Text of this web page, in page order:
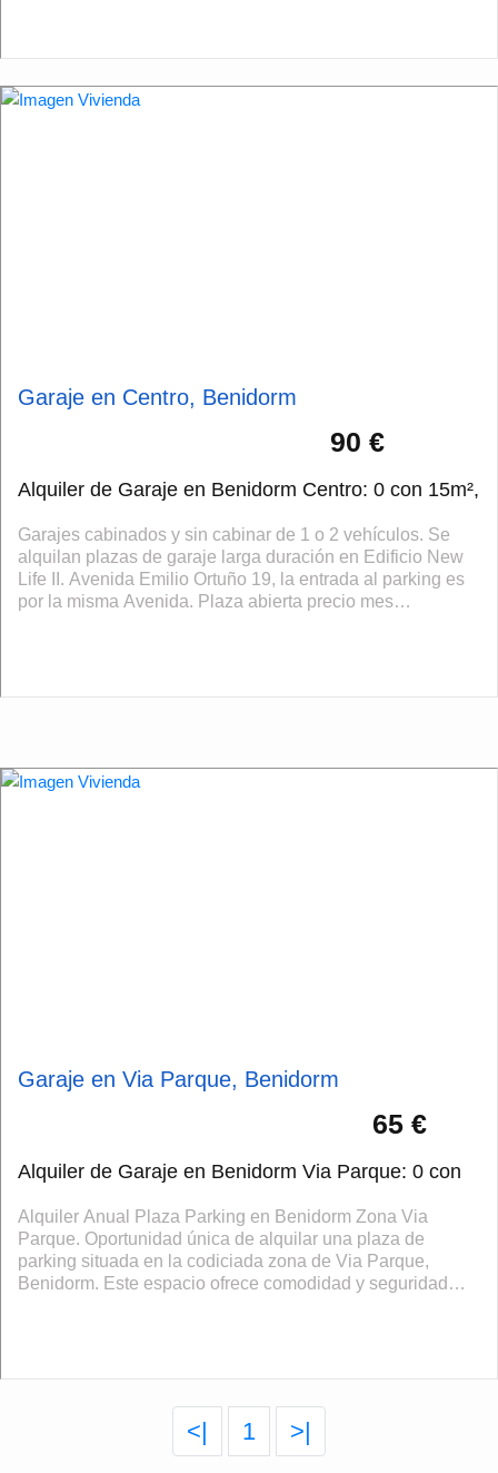
Garaje en Centro, Benidorm
90 €
Alquiler de Garaje en Benidorm Centro: 0 con 15m²,
Garajes cabinados y sin cabinar de 1 o 2 vehículos. Se
alquilan plazas de garaje larga duración en Edificio New
Life II. Avenida Emilio Ortuño 19, la entrada al parking es
por la misma Avenida. Plaza abierta precio mes
Garaje en Via Parque, Benidorm
65 €
Alquiler de Garaje en Benidorm Via Parque: 0 con
Alquiler Anual Plaza Parking en Benidorm Zona Via
Parque. Oportunidad única de alquilar una plaza de
parking situada en la codiciada zona de Via Parque,
Benidorm. Este espacio ofrece comodidad y seguridad
<| 1 >|